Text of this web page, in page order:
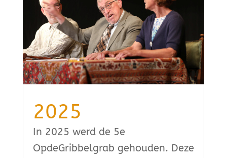
2025
In 2025 werd de 5e
OpdeGribbelgrab gehouden. Deze